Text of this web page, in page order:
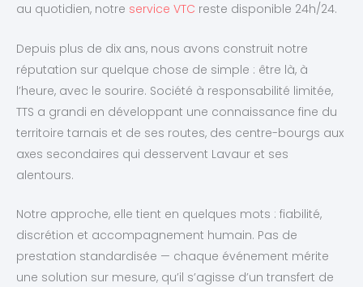
au quotidien, notre service VTC reste disponible 24h/24.
Depuis plus de dix ans, nous avons construit notre
réputation sur quelque chose de simple : être là, à
l’heure, avec le sourire. Société à responsabilité limitée,
TTS a grandi en développant une connaissance fine du
territoire tarnais et de ses routes, des centre-bourgs aux
axes secondaires qui desservent Lavaur et ses
alentours.
Notre approche, elle tient en quelques mots : fiabilité,
discrétion et accompagnement humain. Pas de
prestation standardisée — chaque événement mérite
une solution sur mesure, qu’il s’agisse d’un transfert de